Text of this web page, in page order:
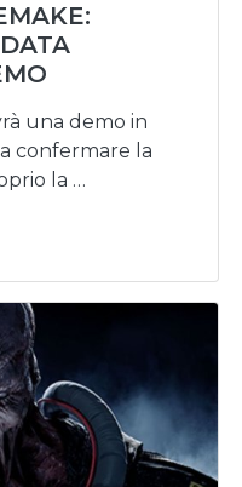
una demo in
confermare la
la …